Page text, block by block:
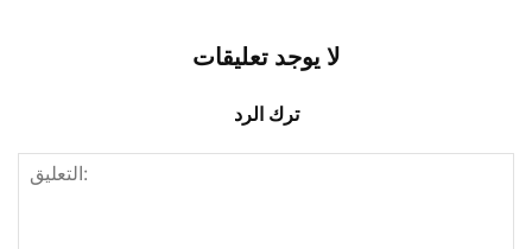
لا يوجد تعليقات
ترك الرد